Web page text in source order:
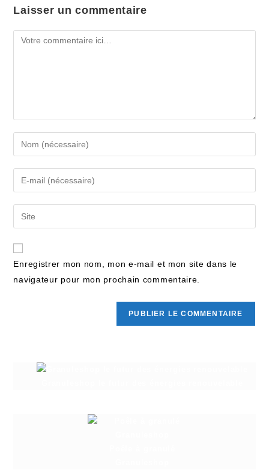
Laisser un commentaire
Enregistrer mon nom, mon e-mail et mon site dans le
navigateur pour mon prochain commentaire.